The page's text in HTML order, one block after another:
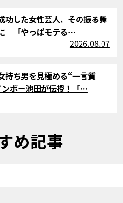
功した女性芸人、その振る舞
「やっぱモテる…
2026.08.07
持ち男を見極める“一言質
ンボー池田が伝授！「…
め記事